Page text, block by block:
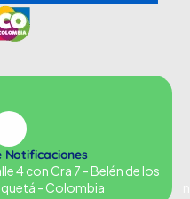
Notificaciones
4 con Cra 7 - Belén de los
- Colombia